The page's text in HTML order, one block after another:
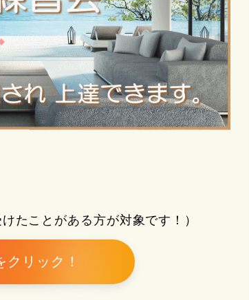
たことがある方が対象です！）
リック！